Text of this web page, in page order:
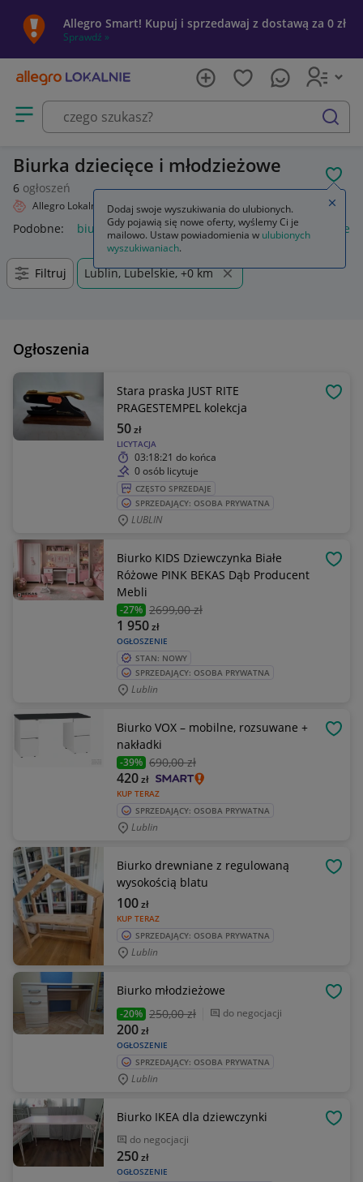
Allegro Smart! Kupuj i sprzedawaj z dostawą za 0 zł
Sprawdź »
Otwórz menu z kategoriami
szukaj
Biurka dziecięce i młodzieżowe
6 ogłoszeń
Allegro Lokalnie Dziecko Pokój dziecięcy Meble
Podobne: biurka krzesło do biurka krzesło do biurka
Filtruj Lublin, Lubelskie, +0 km
Ogłoszenia
Stara praska JUST RITE
PRAGESTEMPEL kolekcja
LICYTACJA
50zł
03:18:21 do końca
0 osób licytuje
CZĘSTO SPRZEDAJE
SPRZEDAJĄCY: OSOBA PRYWATNA
LUBLIN
Biurko KIDS Dziewczynka Białe
Różowe PINK BEKAS Dąb Producent
Mebli
-27% 2699,00 zł
OGŁOSZENIE
1 950zł
STAN: NOWY
SPRZEDAJĄCY: OSOBA PRYWATNA
Lublin
Biurko VOX – mobilne, rozsuwane +
nakładki
-39% 690,00 zł
KUP TERAZ
420zł
SPRZEDAJĄCY: OSOBA PRYWATNA
Lublin
Biurko drewniane z regulowaną
wysokością blatu
KUP TERAZ
100zł
SPRZEDAJĄCY: OSOBA PRYWATNA
Lublin
Biurko młodzieżowe
-20% 250,00 zł do negocjacji
OGŁOSZENIE
200zł
SPRZEDAJĄCY: OSOBA PRYWATNA
Lublin
Biurko IKEA dla dziewczynki
do negocjacji
OGŁOSZENIE
250zł
Dodaj swoje wyszukiwania do ulubionych.
Gdy pojawią się nowe oferty, wyślemy Ci je
mailowo. Ustaw powiadomienia w ulubionych
wyszukiwaniach.